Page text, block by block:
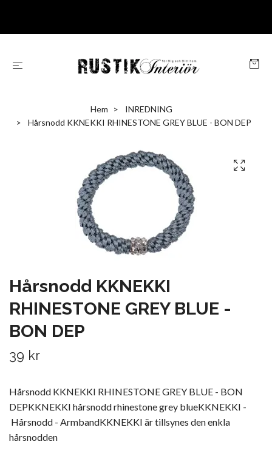
Hem
INREDNING
Hårsnodd KKNEKKI RHINESTONE GREY BLUE - BON DEP
Hårsnodd KKNEKKI
RHINESTONE GREY BLUE -
BON DEP
39 kr
Hårsnodd KKNEKKI RHINESTONE GREY BLUE - BON
DEPKKNEKKI hårsnodd rhinestone grey blueKKNEKKI -
Hårsnodd - ArmbandKKNEKKI är tillsynes den enkla
hårsnodden